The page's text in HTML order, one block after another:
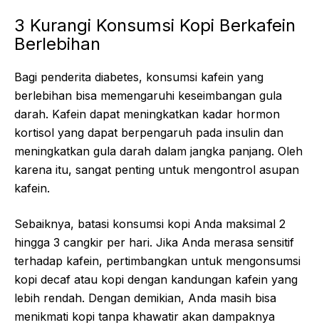
3 Kurangi Konsumsi Kopi Berkafein
Berlebihan
Bagi penderita diabetes, konsumsi kafein yang
berlebihan bisa memengaruhi keseimbangan gula
darah. Kafein dapat meningkatkan kadar hormon
kortisol yang dapat berpengaruh pada insulin dan
meningkatkan gula darah dalam jangka panjang. Oleh
karena itu, sangat penting untuk mengontrol asupan
kafein.
Sebaiknya, batasi konsumsi kopi Anda maksimal 2
hingga 3 cangkir per hari. Jika Anda merasa sensitif
terhadap kafein, pertimbangkan untuk mengonsumsi
kopi decaf atau kopi dengan kandungan kafein yang
lebih rendah. Dengan demikian, Anda masih bisa
menikmati kopi tanpa khawatir akan dampaknya